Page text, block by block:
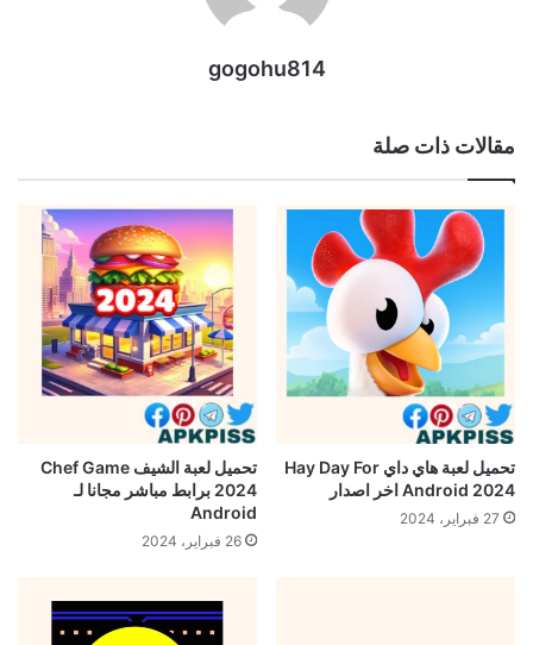
gogohu814
مقالات ذات صلة
تحميل لعبة هاي داي Hay Day For
Android 2024 اخر اصدار
27 فبراير، 2024
تحميل لعبة الشيف Chef Game
2024 برابط مباشر مجانا لـ
Android
26 فبراير، 2024